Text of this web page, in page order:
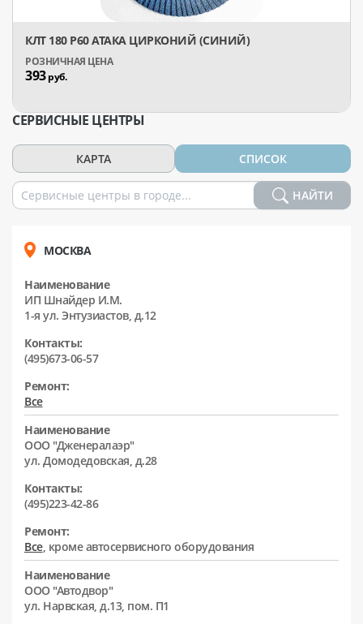
КЛТ 180 Р60 АТАКА ЦИРКОНИЙ (СИНИЙ)
393руб.
СЕРВИСНЫЕ ЦЕНТРЫ
КАРТА СПИСОК
НАЙТИ
МОСКВА
Наименование
ИП Шнайдер И.М.
1-я ул. Энтузиастов, д.12
Контакты:
(495)673-06-57
Ремонт:
Все
Наименование
ООО "Дженералаэр"
ул. Домодедовская, д.28
Контакты:
(495)223-42-86
Ремонт:
Все, кроме автосервисного оборудования
Наименование
ООО "Автодвор"
ул. Нарвская, д.13, пом. П1